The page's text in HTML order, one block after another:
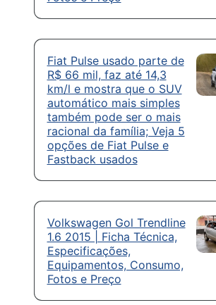
Fiat Pulse usado parte de
R$ 66 mil, faz até 14,3
km/l e mostra que o SUV
automático mais simples
também pode ser o mais
racional da família; Veja 5
opções de Fiat Pulse e
Fastback usados
Volkswagen Gol Trendline
1.6 2015 | Ficha Técnica,
Especificações,
Equipamentos, Consumo,
Fotos e Preço